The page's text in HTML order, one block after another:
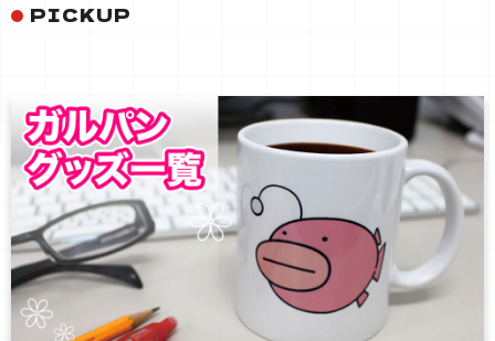
PICKUP